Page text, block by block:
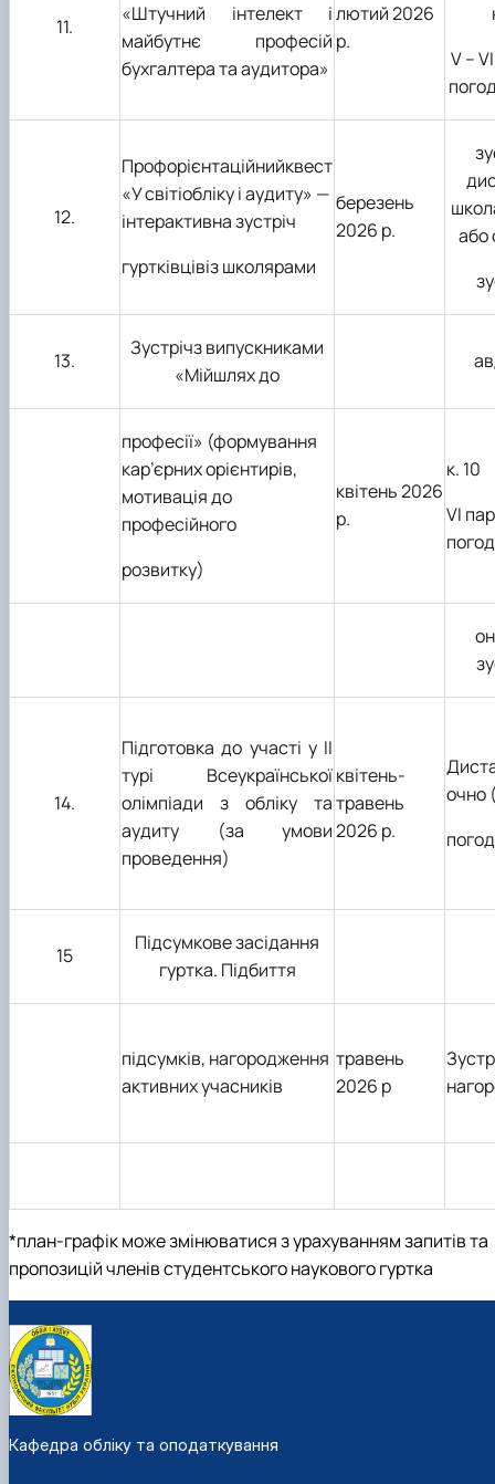
11.
«Штучний інтелект і
майбутнє професій
бухгалтера та аудитора»
лютий 2026
р.
V –
12.
Профорієнтаційнийквест
«У світіобліку і аудиту» —
інтерактивна зустріч
гуртківцівіз школярами
березень
2026 р.
або
13.
Зустрічз випускниками
«Мійшлях до
професії» (формування
кар’єрних орієнтирів,
мотивація до
професійного
розвитку)
квітень 2026
р.
к. 10
VI
14.
Підготовка до участі у ІІ
турі Всеукраїнської
олімпіади з обліку та
аудиту (за умови
проведення)
квітень-
травень
2026 р.
очно
15
Підсумкове засідання
гуртка. Підбиття
підсумків, нагородження
активних учасників
травень
2026 р
*план-графік може змінюватися з урахуванням запитів та
пропозицій членів студентського наукового гуртка
Кафедра обліку та оподаткування